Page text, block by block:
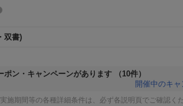
双書)
ポン・キャンペーンがあります
（10件）
開催中のキ
施期間等の各種詳細条件は、必ず各説明頁でご確認くだ